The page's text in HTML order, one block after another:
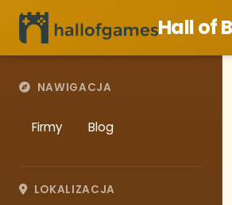
Hall of
NAWIGACJA
Firmy Blog
LOKALIZACJA